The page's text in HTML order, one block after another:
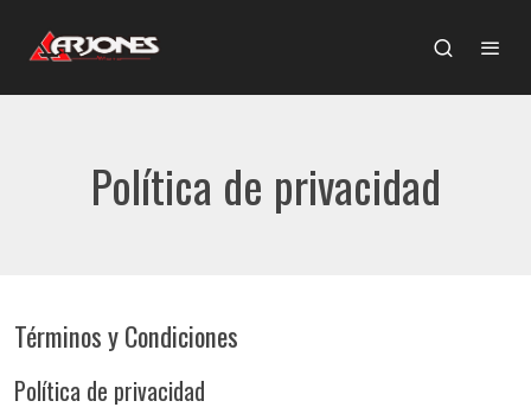
Política de privacidad
Términos y Condiciones
Política de privacidad